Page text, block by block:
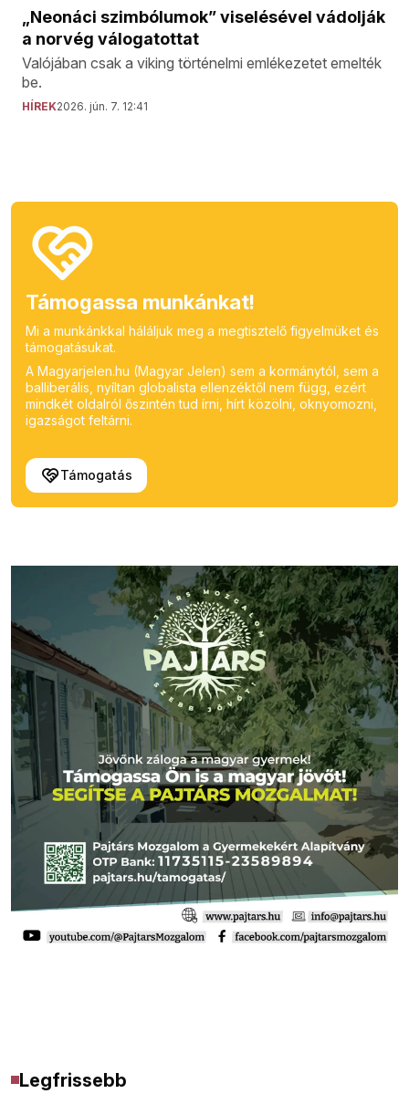
„Neonáci szimbólumok” viselésével vádolják
a norvég válogatottat
Valójában csak a viking történelmi emlékezetet emelték
be.
HÍREK2026. jún. 7. 12:41
Támogassa munkánkat!
Mi a munkánkkal háláljuk meg a megtisztelő figyelmüket és
támogatásukat.
A Magyarjelen.hu (Magyar Jelen) sem a kormánytól, sem a
balliberális, nyíltan globalista ellenzéktől nem függ, ezért
mindkét oldalról őszintén tud írni, hírt közölni, oknyomozni,
igazságot feltárni.
Támogatás
Legfrissebb